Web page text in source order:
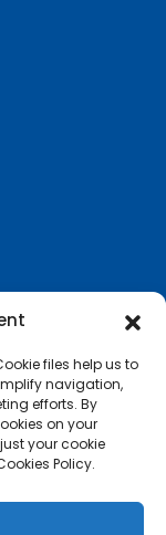
files help us to
navigation,
efforts. By
on your
your cookie
Policy.